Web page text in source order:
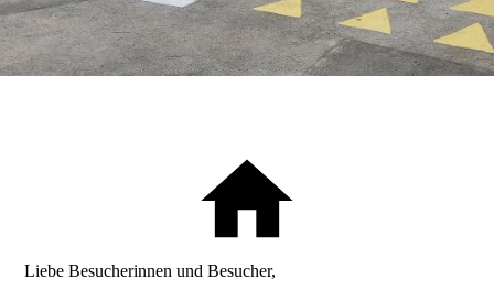
Liebe Besucherinnen und Besucher,